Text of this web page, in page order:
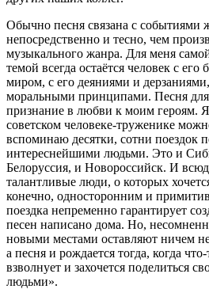
Обычно песня связана с событиями
непосредственно и тесно, чем
музыкального жанра. Для меня
темой всегда остаётся человек с
миром, с его деяниями и
моральными принципами. Песня
признание в любви к моим героям.
советском человеке-труженике
вспоминаю десятки, сотни поездок
интереснейшими людьми. Это и
Белоруссия, и Новороссийск. И
талантливые люди, о которых
конечно, односторонним и
поездка непременно гарантирует
песен написано дома. Но,
новыми местами оставляют ничем
а песня и рождается тогда, когда
взволнует и захочется поделиться
людьми».